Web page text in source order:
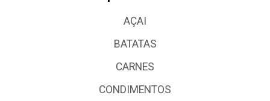
AÇAI
BATATAS
CARNES
CONDIMENTOS